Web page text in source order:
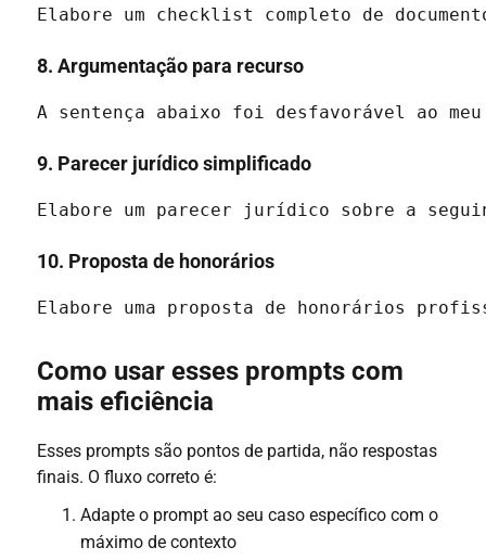
Elabore um checklist completo de
8. Argumentação para recurso
A sentença abaixo foi desfavorável ao
9. Parecer jurídico simplificado
Elabore um parecer jurídico sobre a
10. Proposta de honorários
Elabore uma proposta de honorários
Como usar esses prompts com
mais eficiência
Esses prompts são pontos de partida, não respostas
finais. O fluxo correto é:
Adapte o prompt ao seu caso específico com o
máximo de contexto